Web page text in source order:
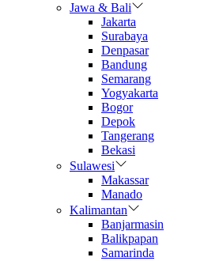
Jawa & Bali
Jakarta
Surabaya
Denpasar
Bandung
Semarang
Yogyakarta
Bogor
Depok
Tangerang
Bekasi
Sulawesi
Makassar
Manado
Kalimantan
Banjarmasin
Balikpapan
Samarinda